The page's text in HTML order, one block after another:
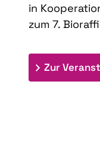
in
zum 7.
Zur